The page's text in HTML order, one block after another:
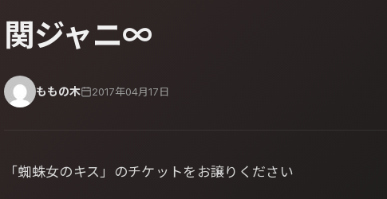
関ジャニ∞
ももの木 2017年04月17日
「蜘蛛女のキス」のチケットをお譲りください